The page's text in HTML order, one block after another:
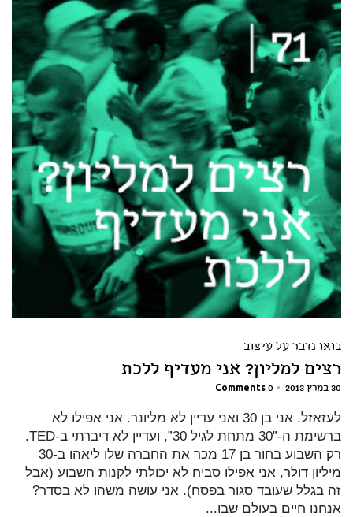
בואו נדבר על עיצוב
רצים למליון? אני מעדיף ללכת
30 במרץ 2013 •
0 Comments
לעזאזל. אני בן 30 ואני עדיין לא מליונר. אני אפילו לא
ברשימת ה-”30 מתחת לגיל 30”, ועדיין לא דיברתי ב-TED.
רק השבוע בחור בן 17 מכר את החברה שלו ליאהו ב-30
מיליון דולר, אני אפילו סביח לא יכולתי לקנות השבוע (אבל
זה בגלל שעובד סגור בפסח). אני עושה משהו לא בסדר?
אנחנו חיים בעולם שבו...